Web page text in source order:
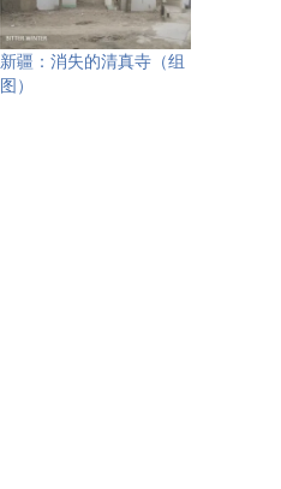
新疆：消失的清真寺（组
图）